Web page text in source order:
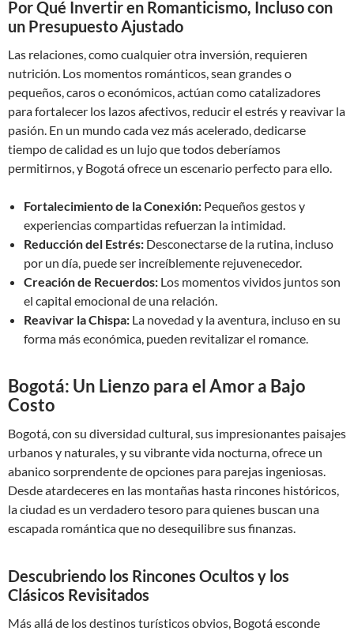
Por Qué Invertir en Romanticismo, Incluso con
un Presupuesto Ajustado
Las relaciones, como cualquier otra inversión, requieren
nutrición. Los momentos románticos, sean grandes o
pequeños, caros o económicos, actúan como catalizadores
para fortalecer los lazos afectivos, reducir el estrés y reavivar la
pasión. En un mundo cada vez más acelerado, dedicarse
tiempo de calidad es un lujo que todos deberíamos
permitirnos, y Bogotá ofrece un escenario perfecto para ello.
Fortalecimiento de la Conexión: Pequeños gestos y
experiencias compartidas refuerzan la intimidad.
Reducción del Estrés: Desconectarse de la rutina, incluso
por un día, puede ser increíblemente rejuvenecedor.
Creación de Recuerdos: Los momentos vividos juntos son
el capital emocional de una relación.
Reavivar la Chispa: La novedad y la aventura, incluso en su
forma más económica, pueden revitalizar el romance.
Bogotá: Un Lienzo para el Amor a Bajo
Costo
Bogotá, con su diversidad cultural, sus impresionantes paisajes
urbanos y naturales, y su vibrante vida nocturna, ofrece un
abanico sorprendente de opciones para parejas ingeniosas.
Desde atardeceres en las montañas hasta rincones históricos,
la ciudad es un verdadero tesoro para quienes buscan una
escapada romántica que no desequilibre sus finanzas.
Descubriendo los Rincones Ocultos y los
Clásicos Revisitados
Más allá de los destinos turísticos obvios, Bogotá esconde